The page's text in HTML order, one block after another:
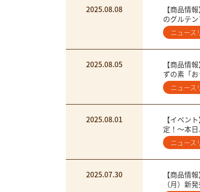
2025.08.08
【商品情
のグルテ
ニュース
2025.08.05
【商品情
ずの素「
ニュース
2025.08.01
【イベン
定！～本
ニュース
2025.07.30
【商品情
（月）新